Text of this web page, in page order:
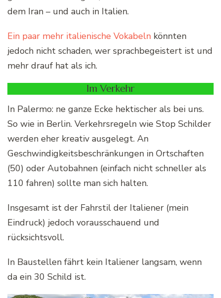
dem Iran – und auch in Italien.
Ein paar mehr italienische Vokabeln könnten
jedoch nicht schaden, wer sprachbegeistert ist und
mehr drauf hat als ich.
Im Verkehr
In Palermo: ne ganze Ecke hektischer als bei uns.
So wie in Berlin. Verkehrsregeln wie Stop Schilder
werden eher kreativ ausgelegt. An
Geschwindigkeitsbeschränkungen in Ortschaften
(50) oder Autobahnen (einfach nicht schneller als
110 fahren) sollte man sich halten.
Insgesamt ist der Fahrstil der Italiener (mein
Eindruck) jedoch vorausschauend und
rücksichtsvoll.
In Baustellen fährt kein Italiener langsam, wenn
da ein 30 Schild ist.